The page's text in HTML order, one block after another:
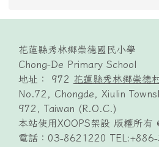
頁尾區域內容
花蓮縣秀林鄉崇德國民小學
Chong-De Primary School
地址： 972 花蓮縣秀林鄉崇德
No.72, Chongde, Xiulin
972, Taiwan (R.O.C.)
本站使用XOOPS架設 版權所
電話：03-8621220